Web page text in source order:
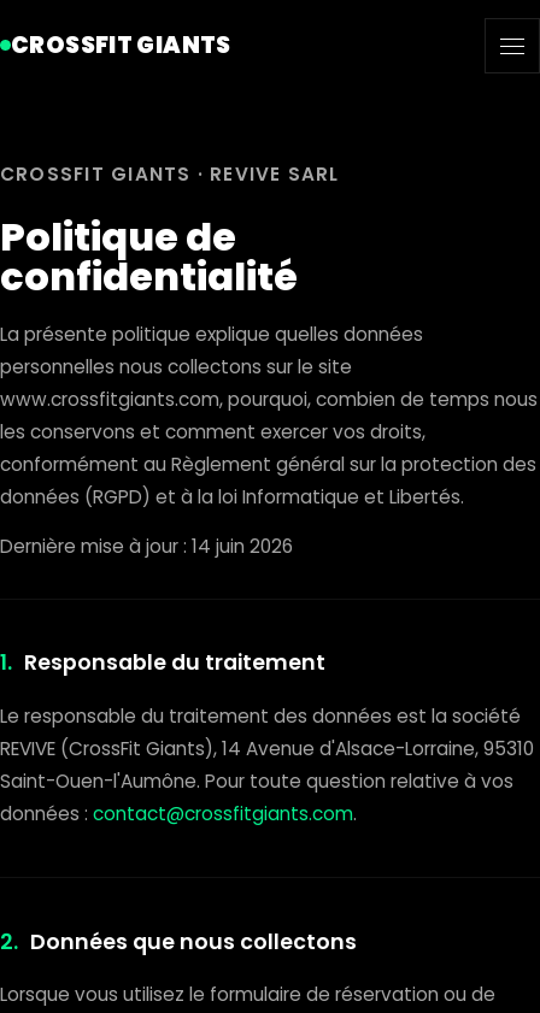
CROSSFIT GIANTS
CROSSFIT GIANTS · REVIVE SARL
Politique de
confidentialité
La présente politique explique quelles données
personnelles nous collectons sur le site
www.crossfitgiants.com, pourquoi, combien de temps nous
les conservons et comment exercer vos droits,
conformément au Règlement général sur la protection des
données (RGPD) et à la loi Informatique et Libertés.
Dernière mise à jour : 14 juin 2026
1. Responsable du traitement
Le responsable du traitement des données est la société
REVIVE (CrossFit Giants), 14 Avenue d'Alsace-Lorraine, 95310
Saint-Ouen-l'Aumône. Pour toute question relative à vos
données : contact@crossfitgiants.com.
2. Données que nous collectons
Lorsque vous utilisez le formulaire de réservation ou de